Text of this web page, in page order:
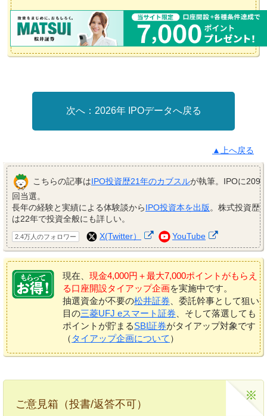
2026年 IPOデータへ戻る
▲上へ戻る
こちらの記事はIPO投資歴21年のカブスルが執筆。IPOに209
回当選。
長年の経験と実績による体験談からIPO投資本を出版。株式投資歴
は22年で投資全般にも詳しい。
2.4万人のフォロワー X(Twitter） YouTube
現在、 現金4,000円＋最大7,000ポイントがもらえ
る口座開設タイアップ企画を実施中です。
抽選資金が不要の松井証券 、委託幹事として狙い
目の三菱UFJ eスマート証券 、そして落選しても
ポイントが貯まるSBI証券がタイアップ対象です
（ タイアップ企画について ）
ご意見箱（投書/返答不可）